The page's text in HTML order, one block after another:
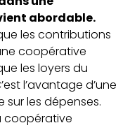
abordable.
les contributions
coopérative
les loyers du
l’avantage d’une
les dépenses.
coopérative